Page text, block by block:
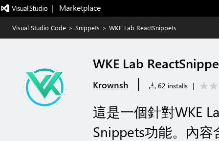
|   Marketplace
Visual Studio Code > Snippets > WKE Lab ReactSnippets
WKE Lab
Krownsh | 62 installs |
這是一個針對WKE
Snippets功能。內